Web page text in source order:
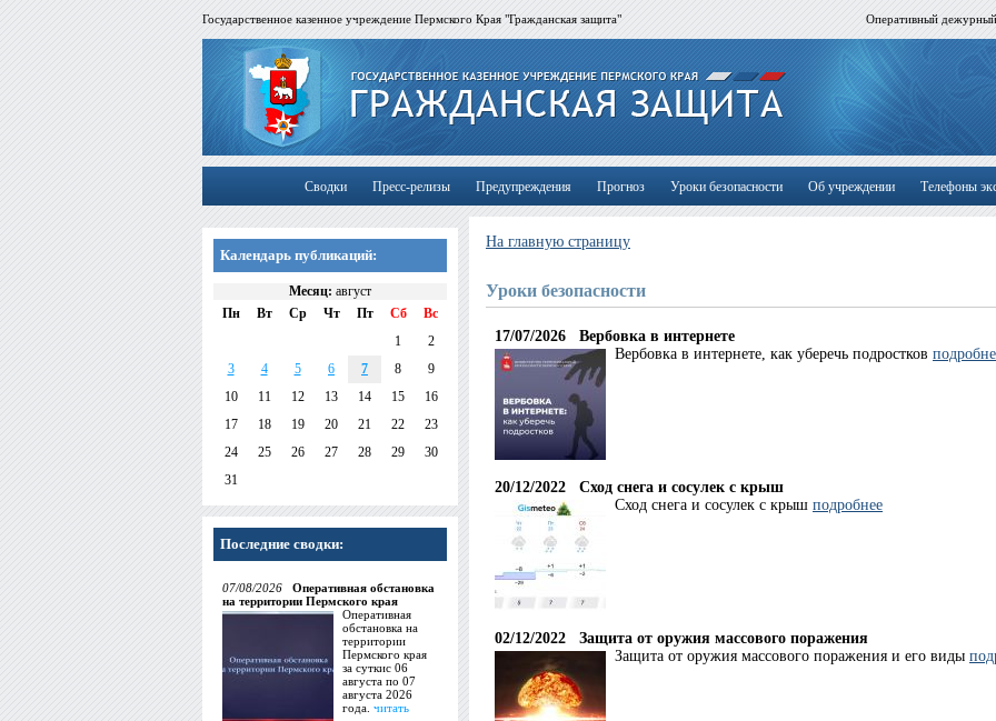
Государственное казенное учреждение Пермского Края "Гражданская защита" Оперативный
Сводки Пресс-релизы Предупреждения Прогноз Уроки безопасности Об учреждении Телефоны
Календарь публикаций:
Месяц: август
Пн
Вт Ср Чт Пт Сб
Вс
1
2
3
4 5 6 7 8
9
10
11 12 13 14 15
16
17
18 19 20 21 22
23
24
25 26 27 28 29
30
31
Последние сводки:
07/08/2026
Оперативная обстановка
на территории Пермского края
Оперативная
обстановка на
территории
Пермского края
за суткис 06
августа по 07
августа 2026
года. читать
На главную страницу
Уроки безопасности
17/07/2026
Вербовка в интернете
Вербовка в интернете, как уберечь подростков
20/12/2022
Сход снега и сосулек с крыш
Сход снега и сосулек с крыш подробнее
02/12/2022
Защита от оружия массового поражения
Защита от оружия массового поражения и его виды